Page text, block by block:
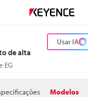
de alta
EG
Usar IA
Modelos